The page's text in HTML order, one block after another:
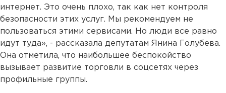
интернет. Это очень плохо, так как нет контроля
безопасности этих услуг. Мы рекомендуем не
пользоваться этими сервисами. Но люди все равно
идут туда», - рассказала депутатам Янина Голубева.
Она отметила, что наибольшее беспокойство
вызывает развитие торговли в соцсетях через
профильные группы.